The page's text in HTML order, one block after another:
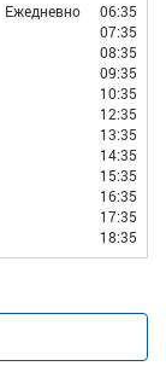
Ежедневно
06:35
07:35
08:35
09:35
10:35
12:35
13:35
14:35
15:35
16:35
17:35
18:35